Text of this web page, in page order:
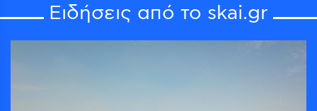
Ειδήσεις από το skai.gr